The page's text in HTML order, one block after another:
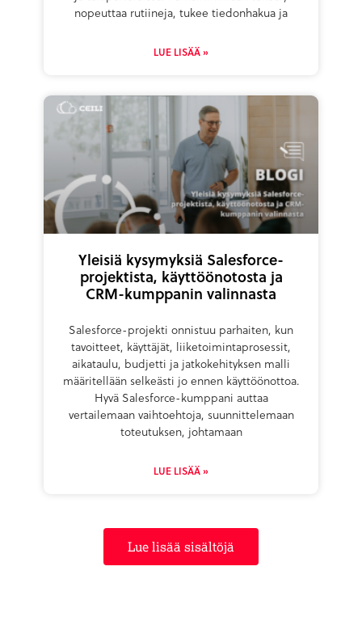
nopeuttaa rutiineja, tukee tiedonhakua ja
LUE LISÄÄ »
Yleisiä kysymyksiä Salesforce-
projektista, käyttöönotosta ja
CRM-kumppanin valinnasta
Salesforce-projekti onnistuu parhaiten, kun
tavoitteet, käyttäjät, liiketoimintaprosessit,
aikataulu, budjetti ja jatkokehityksen malli
määritellään selkeästi jo ennen käyttöönottoa.
Hyvä Salesforce-kumppani auttaa
vertailemaan vaihtoehtoja, suunnittelemaan
toteutuksen, johtamaan
LUE LISÄÄ »
Lue lisää sisältöjä